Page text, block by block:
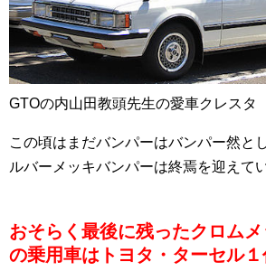
GTOの内山田教頭先生の愛車クレスタ
この頃はまだバンパーはバンパー然と
ルバーメッキバンパーは終焉を迎えて
おそらく最後に残ったクロム
の乗用車はトヨタ・ターセル１